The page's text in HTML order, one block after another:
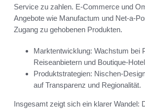
Service zu zahlen. E‑Commerce und
Angebote wie Manufactum und Net-a-
Zugang zu gehobenen Produkten.
Marktentwicklung: Wachstum bei
Reiseanbietern und Boutique-
Produktstrategien: Nischen-
auf Transparenz und Regionalität.
Insgesamt zeigt sich ein klarer Wandel: